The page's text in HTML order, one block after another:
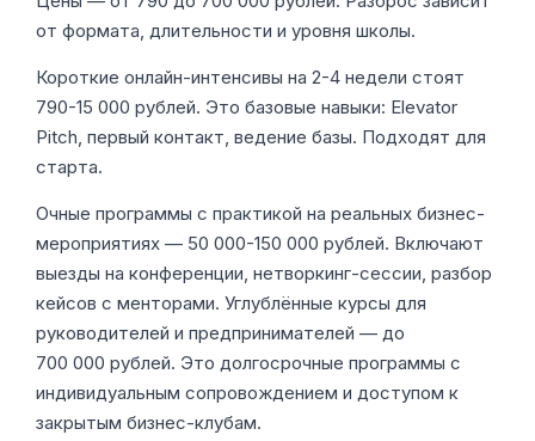
от формата, длительности и уровня школы.
Короткие онлайн-интенсивы на 2-4 недели стоят
790-15 000 рублей. Это базовые навыки: Elevator
Pitch, первый контакт, ведение базы. Подходят для
старта.
Очные программы с практикой на реальных бизнес-
мероприятиях — 50 000-150 000 рублей. Включают
выезды на конференции, нетворкинг-сессии, разбор
кейсов с менторами. Углублённые курсы для
руководителей и предпринимателей — до
700 000 рублей. Это долгосрочные программы с
индивидуальным сопровождением и доступом к
закрытым бизнес-клубам.